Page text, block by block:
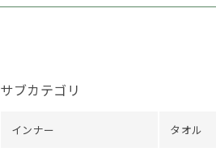
サブカテゴリ
インナー タオル